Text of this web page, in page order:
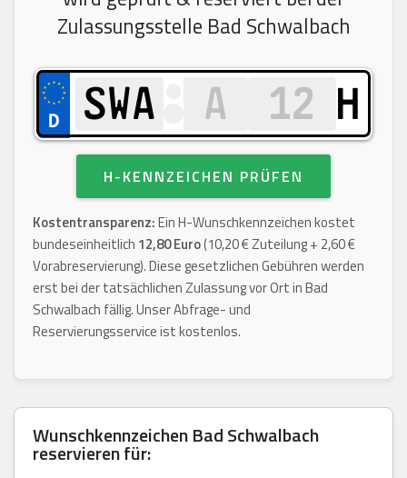
Zulassungsstelle Bad Schwalbach
H
H-KENNZEICHEN PRÜFEN
Kostentransparenz:Ein H-Wunschkennzeichen kostet
bundeseinheitlich 12,80 Euro(10,20 € Zuteilung + 2,60 €
Vorabreservierung). Diese gesetzlichen Gebühren werden
erst bei der tatsächlichen Zulassung vor Ort in Bad
Schwalbach fällig. Unser Abfrage- und
Reservierungsservice ist kostenlos.
WunschkennzeichenBad Schwalbach
reservieren für: